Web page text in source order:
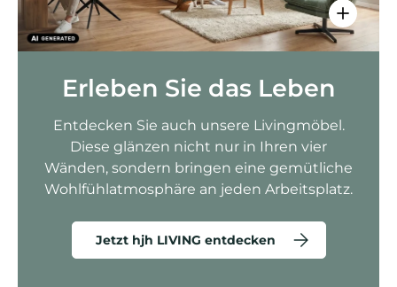
Erleben Sie das Leben
Entdecken Sie auch unsere Livingmöbel.
Diese glänzen nicht nur in Ihren vier
Wänden, sondern bringen eine gemütliche
Wohlfühlatmosphäre an jeden Arbeitsplatz.
Jetzt hjh LIVING entdecken